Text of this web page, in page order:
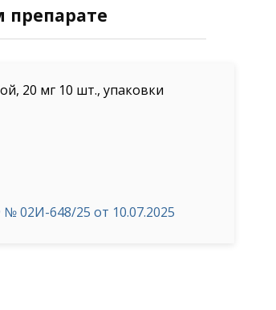
20 мг 10 шт., упаковки
02И-648/25 от 10.07.2025